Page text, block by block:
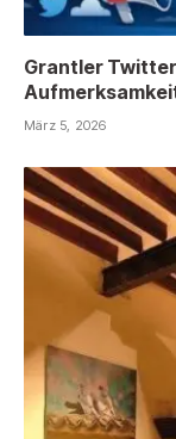
Grantler
März 5, 2026